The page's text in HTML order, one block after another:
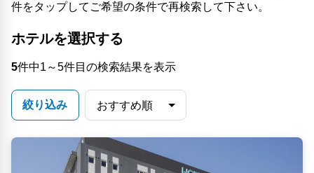
件をタップしてご希望の条件で再検索して下さい。
ホテルを選択する
5件中1～5件目の検索結果を表示
絞り込み